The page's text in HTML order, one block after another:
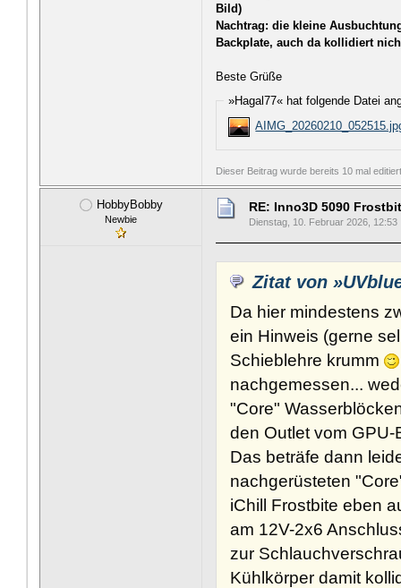
Bild)
Nachtrag: die kleine
Backplate, auch da kollidiert
Beste Grüße
»Hagal77« hat folgende Datei
Dieser Beitrag wurde bereits 10 mal
HobbyBobby
Newbie
RE: Inno3D 5090
Dienstag, 10. Februar 2026, 12:53
Zitat von
Da hier mindestens
ein Hinweis (gerne
Schieblehre krumm
nachgemessen...
"Core"
den Outlet vom
Das beträfe dann
nachgerüsteten
iChill Frostbite eben
am 12V-2x6
zur
Kühlkörper damit